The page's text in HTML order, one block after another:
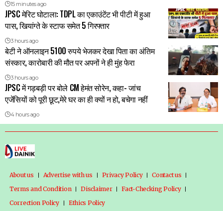
15 minutes ago
JPSC मेरिट घोटाला: TDPL का एकाउंटेंट भी पीटी में हुआ
पास, खियांग्ते के स्टाफ समेत 5 गिरफ्तार
3 hours ago
बेटी ने ऑनलाइन 5100 रुपये भेजकर देखा पिता का अंतिम
संस्कार, कारोबारी की मौत पर अपनों ने ही मुंह फेरा
3 hours ago
JPSC में गड़बड़ी पर बोले CM हेमंत सोरेन, कहा- जांच
एजेंसियों को पूरी छूट,मेरे घर का ही क्यों न हो, बचेगा नहीं
4 hours ago
About us Advertise with us Privacy Policy
Contact us
Terms and Condition
Disclaimer
Fact-Checking Policy
Correction Policy
Ethics Policy